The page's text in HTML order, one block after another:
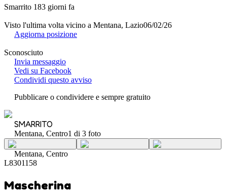
Smarrito 183 giorni fa
Visto l'ultima volta vicino a Mentana, Lazio06/02/26
Aggiorna posizione
Sconosciuto
Invia messaggio
Vedi su Facebook
Condividi questo avviso
Pubblicare o condividere e sempre gratuito
SMARRITO
Mentana, Centro1 di 3 foto
Mentana, Centro
L8301158
Mascherina